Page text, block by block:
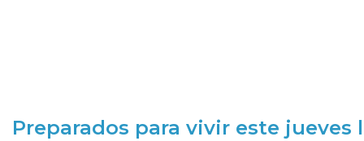
Preparados para vivir este jueves